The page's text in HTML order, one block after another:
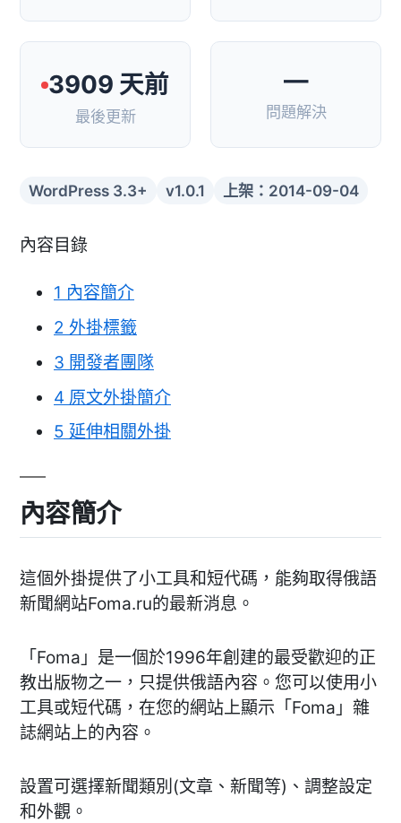
3909 天前
最後更新
—
問題解決
WordPress 3.3+ v1.0.1 上架：2014-09-04
內容目錄
1 內容簡介
2 外掛標籤
3 開發者團隊
4 原文外掛簡介
5 延伸相關外掛
內容簡介
這個外掛提供了小工具和短代碼，能夠取得俄語
新聞網站Foma.ru的最新消息。
「Foma」是一個於1996年創建的最受歡迎的正
教出版物之一，只提供俄語內容。您可以使用小
工具或短代碼，在您的網站上顯示「Foma」雜
誌網站上的內容。
設置可選擇新聞類別(文章、新聞等)、調整設定
和外觀。